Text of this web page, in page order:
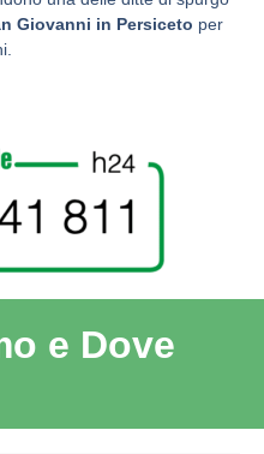
Giovanni in Persiceto per
e Dove